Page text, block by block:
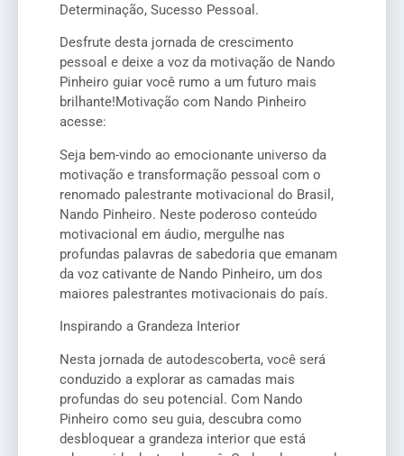
Determinação, Sucesso Pessoal.
Desfrute desta jornada de crescimento
pessoal e deixe a voz da motivação de Nando
Pinheiro guiar você rumo a um futuro mais
brilhante!Motivação com Nando Pinheiro
acesse:
Seja bem-vindo ao emocionante universo da
motivação e transformação pessoal com o
renomado palestrante motivacional do Brasil,
Nando Pinheiro. Neste poderoso conteúdo
motivacional em áudio, mergulhe nas
profundas palavras de sabedoria que emanam
da voz cativante de Nando Pinheiro, um dos
maiores palestrantes motivacionais do país.
Inspirando a Grandeza Interior
Nesta jornada de autodescoberta, você será
conduzido a explorar as camadas mais
profundas do seu potencial. Com Nando
Pinheiro como seu guia, descubra como
desbloquear a grandeza interior que está